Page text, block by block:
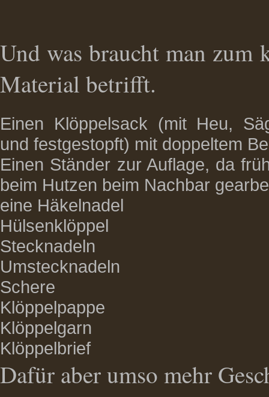
Und was braucht man zum
Material betrifft.
Einen Klöppelsack (mit Heu,
und festgestopft) mit doppeltem
Einen Ständer zur Auflage, da
beim Hutzen beim Nachbar
eine Häkelnadel
Hülsenklöppel
Stecknadeln
Umstecknadeln
Schere
Klöppelpappe
Klöppelgarn
Klöppelbrief
Dafür aber umso mehr